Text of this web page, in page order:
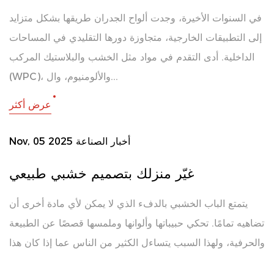
في السنوات الأخيرة، وجدت ألواح الجدران طريقها بشكل متزايد
إلى التطبيقات الخارجية، متجاوزة دورها التقليدي في المساحات
الداخلية. أدى التقدم في مواد مثل الخشب والبلاستيك المركب
(WPC)، والألومنيوم، وال...
عرض أكثر
Nov, 05 2025 أخبار الصناعة
غيّر منزلك بتصميم خشبي طبيعي
يتمتع الباب الخشبي بالدفء الذي لا يمكن لأي مادة أخرى أن
تضاهيه تمامًا. تحكي حبيباتها وألوانها وملمسها قصصًا عن الطبيعة
والحرفية، ولهذا السبب يتساءل الكثير من الناس عما إذا كان هذا